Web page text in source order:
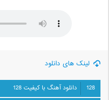
لینک های دانلود
128
دانلود آهنگ با کیفیت 128